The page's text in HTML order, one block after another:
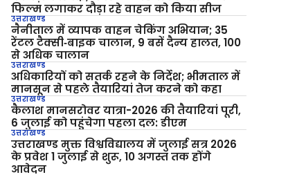
फिल्म लगाकर दौड़ा रहे वाहन को किया सीज
उत्तराखण्ड
नैनीताल में व्यापक वाहन चेकिंग अभियान; 35
रेंटल टैक्सी‑बाइक चालान, 9 बसें दैन्य हालत, 100
से अधिक चालान
उत्तराखण्ड
अधिकारियों को सतर्क रहने के निर्देश; भीमताल में
मानसून से पहले तैयारियां तेज करने को कहा
उत्तराखण्ड
कैलाश मानसरोवर यात्रा-2026 की तैयारियां पूरी,
6 जुलाई को पहुंचेगा पहला दल: डीएम
उत्तराखण्ड
उत्तराखण्ड मुक्त विश्वविद्यालय में जुलाई सत्र 2026
के प्रवेश 1 जुलाई से शुरू, 10 अगस्त तक होंगे
आवेदन